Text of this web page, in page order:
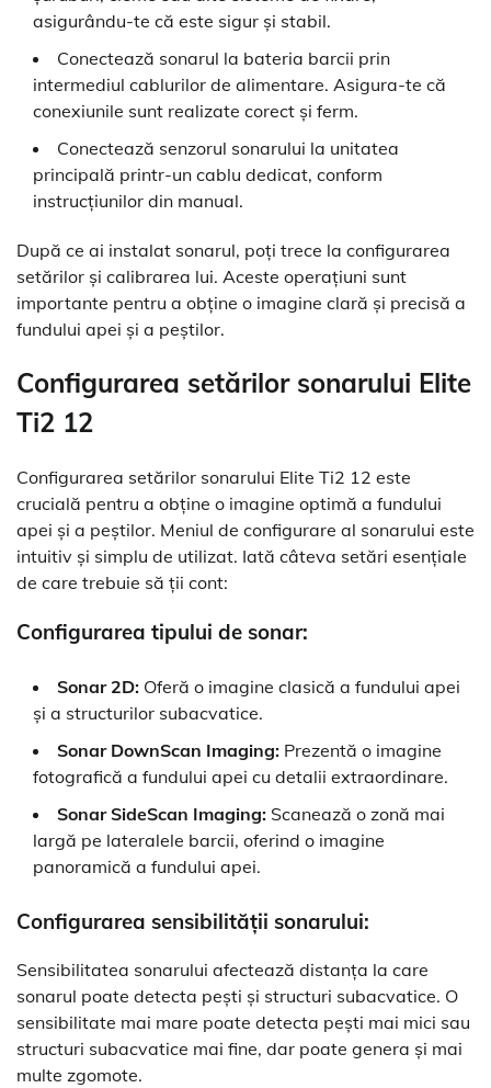
asigurându-te că este sigur și stabil.
Conectează sonarul la bateria barcii prin
intermediul cablurilor de alimentare. Asigura-te că
conexiunile sunt realizate corect și ferm.
Conectează senzorul sonarului la unitatea
principală printr-un cablu dedicat, conform
instrucțiunilor din manual.
După ce ai instalat sonarul, poți trece la configurarea
setărilor și calibrarea lui. Aceste operațiuni sunt
importante pentru a obține o imagine clară și precisă a
fundului apei și a peștilor.
Configurarea setărilor sonarului Elite
Ti2 12
Configurarea setărilor sonarului Elite Ti2 12 este
crucială pentru a obține o imagine optimă a fundului
apei și a peștilor. Meniul de configurare al sonarului este
intuitiv și simplu de utilizat. Iată câteva setări esențiale
de care trebuie să ții cont:
Configurarea tipului de sonar:
Sonar 2D: Oferă o imagine clasică a fundului apei
și a structurilor subacvatice.
Sonar DownScan Imaging: Prezentă o imagine
fotografică a fundului apei cu detalii extraordinare.
Sonar SideScan Imaging: Scanează o zonă mai
largă pe lateralele barcii, oferind o imagine
panoramică a fundului apei.
Configurarea sensibilității sonarului:
Sensibilitatea sonarului afectează distanța la care
sonarul poate detecta pești și structuri subacvatice. O
sensibilitate mai mare poate detecta pești mai mici sau
structuri subacvatice mai fine, dar poate genera și mai
multe zgomote.